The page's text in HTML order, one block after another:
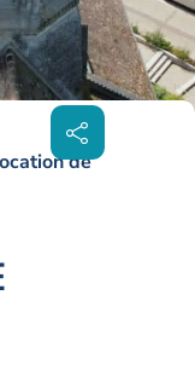
de
Partager
sur les
réseaux
sociaux